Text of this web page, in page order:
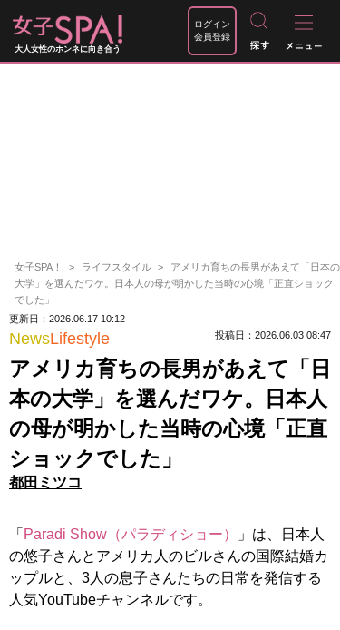
大人女性のホンネに向き合う
ログイン
会員登録
女子SPA！ ライフスタイル
アメリカ育ちの長男があえて「日本の
大学」を選んだワケ。日本人の母が明かした当時の心境「正直ショック
でした」
更新日：2026.06.17 10:12
NewsLifestyle 投稿日：2026.06.03 08:47
アメリカ育ちの長男があえて「日
本の大学」を選んだワケ。日本人
の母が明かした当時の心境「正直
ショックでした」
都田ミツコ
「 Paradi Show（パラディショー）
」は、日本人
の悠子さんとアメリカ人のビルさんの国際結婚カ
ップルと、3人の息子さんたちの日常を発信する
人気YouTubeチャンネルです。